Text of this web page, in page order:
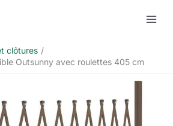
clôtures
Outsunny avec roulettes 405 cm